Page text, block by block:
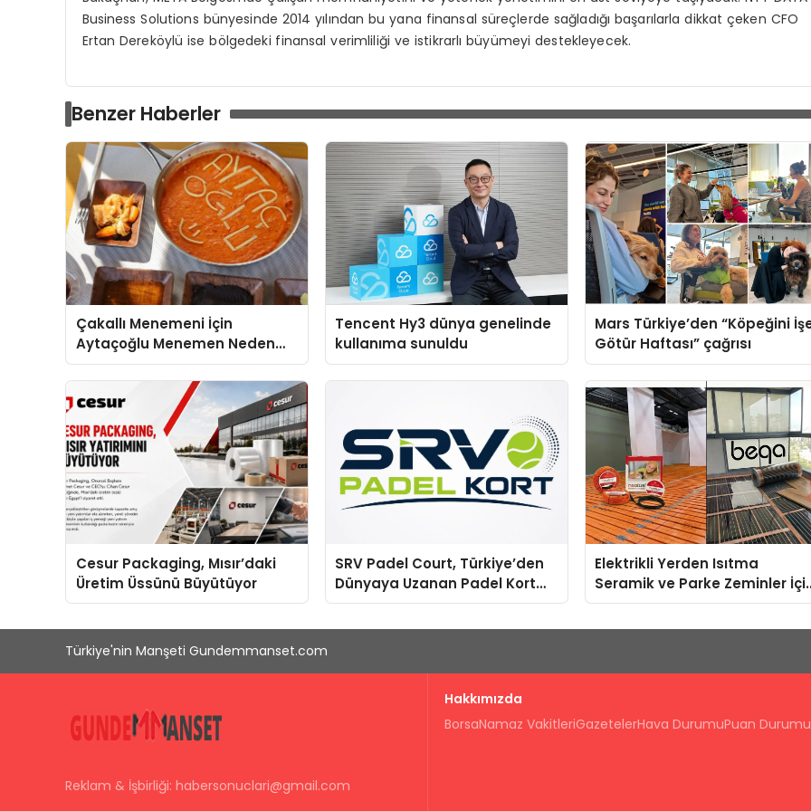
Business Solutions bünyesinde 2014 yılından bu yana finansal süreçlerde sağladığı başarılarla dikkat çeken CFO
Ertan Dereköylü ise bölgedeki finansal verimliliği ve istikrarlı büyümeyi destekleyecek.
Benzer Haberler
Çakallı Menemeni İçin
Aytaçoğlu Menemen Neden
Tercih Ediliyor?
Tencent Hy3 dünya genelinde
kullanıma sunuldu
Mars Türkiye’den “Köpeğini
Götür Haftası” çağrısı
Cesur Packaging, Mısır’daki
Üretim Üssünü Büyütüyor
SRV Padel Court, Türkiye’den
Dünyaya Uzanan Padel Kort
Üretiminde Güvenin Adresi
Elektrikli Yerden Isıtma
Seramik ve Parke Zeminler
En Verimli Çözümler
Türkiye'nin Manşeti Gundemmanset.com
Reklam & İşbirliği: habersonuclari@gmail.com
Hakkımızda
BorsaNamaz VakitleriGazetelerHava DurumuPuan Durumu